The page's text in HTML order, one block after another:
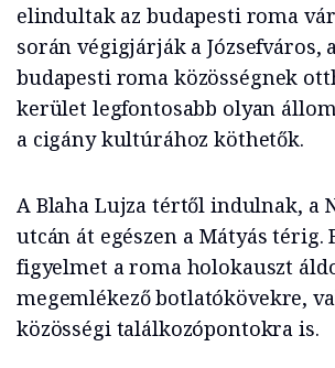
elindultak az budapesti roma
során végigjárják a Józsefváros,
budapesti roma közösségnek
kerület legfontosabb olyan
a cigány kultúrához köthetők.
A Blaha Lujza tértől indulnak, a
utcán át egészen a Mátyás térig.
figyelmet a roma holokauszt
megemlékező botlatókövekre,
közösségi találkozópontokra is.